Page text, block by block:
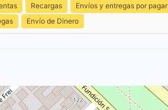
Recargas Envíos y entregas por pagar
Envío de Dinero